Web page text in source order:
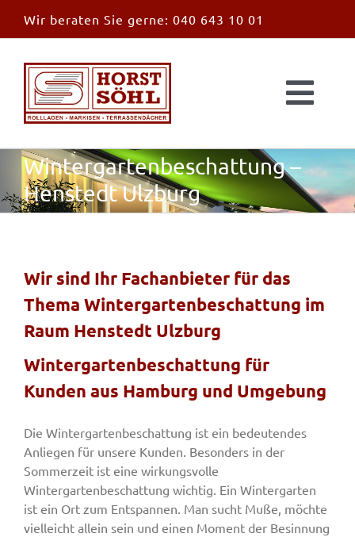
Inhalt
Wir beraten Sie gerne: 040 643 10 01
News
Überdachungen
Tore
Smart Home
Wintergartenbeschattung –
Henstedt Ulzburg
Wir sind Ihr Fachanbieter für das
Thema Wintergartenbeschattung im
Raum Henstedt Ulzburg
Wintergartenbeschattung für
Kunden aus Hamburg und Umgebung
Die Wintergartenbeschattung ist ein bedeutendes
Anliegen für unsere Kunden. Besonders in der
Sommerzeit ist eine wirkungsvolle
Wintergartenbeschattung wichtig. Ein Wintergarten
ist ein Ort zum Entspannen. Man sucht Muße, möchte
vielleicht allein sein und einen Moment der Besinnung